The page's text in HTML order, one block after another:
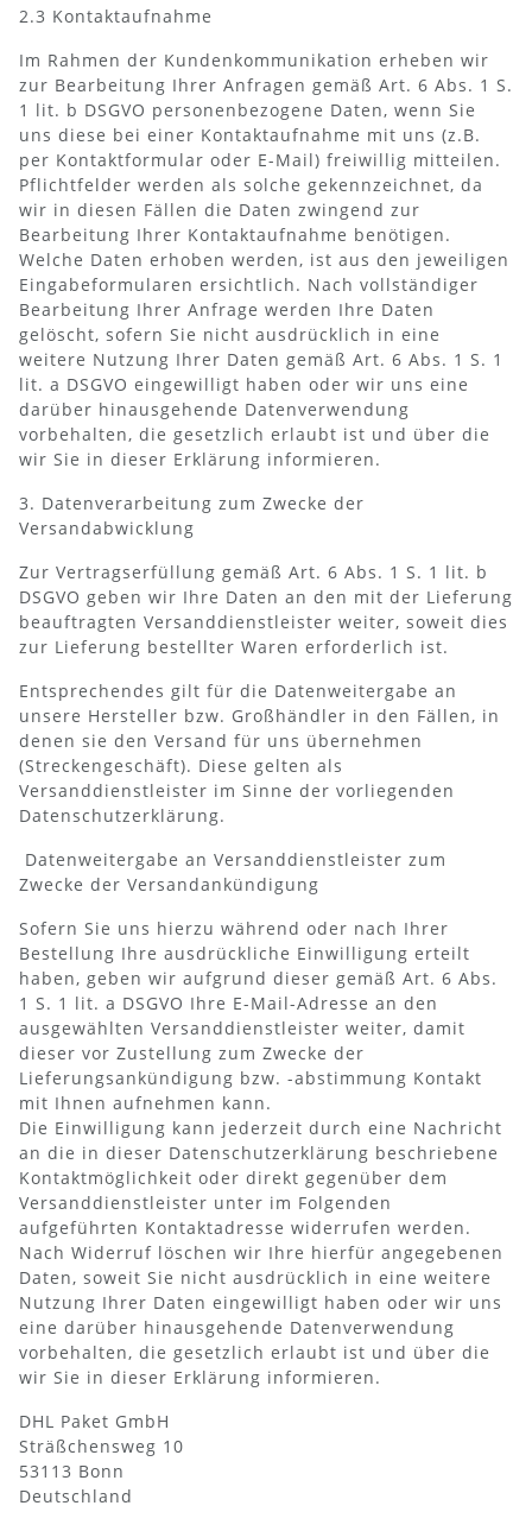
2.3 Kontaktaufnahme
Im Rahmen der Kundenkommunikation erheben wir
zur Bearbeitung Ihrer Anfragen gemäß Art. 6 Abs. 1 S.
1 lit. b DSGVO personenbezogene Daten, wenn Sie
uns diese bei einer Kontaktaufnahme mit uns (z.B.
per Kontaktformular oder E-Mail) freiwillig mitteilen.
Pflichtfelder werden als solche gekennzeichnet, da
wir in diesen Fällen die Daten zwingend zur
Bearbeitung Ihrer Kontaktaufnahme benötigen.
Welche Daten erhoben werden, ist aus den jeweiligen
Eingabeformularen ersichtlich. Nach vollständiger
Bearbeitung Ihrer Anfrage werden Ihre Daten
gelöscht, sofern Sie nicht ausdrücklich in eine
weitere Nutzung Ihrer Daten gemäß Art. 6 Abs. 1 S. 1
lit. a DSGVO eingewilligt haben oder wir uns eine
darüber hinausgehende Datenverwendung
vorbehalten, die gesetzlich erlaubt ist und über die
wir Sie in dieser Erklärung informieren.
3. Datenverarbeitung zum Zwecke der
Versandabwicklung
Zur Vertragserfüllung gemäß Art. 6 Abs. 1 S. 1 lit. b
DSGVO geben wir Ihre Daten an den mit der Lieferung
beauftragten Versanddienstleister weiter, soweit dies
zur Lieferung bestellter Waren erforderlich ist.
Entsprechendes gilt für die Datenweitergabe an
unsere Hersteller bzw. Großhändler in den Fällen, in
denen sie den Versand für uns übernehmen
(Streckengeschäft). Diese gelten als
Versanddienstleister im Sinne der vorliegenden
Datenschutzerklärung.
Datenweitergabe an Versanddienstleister zum
Zwecke der Versandankündigung
Sofern Sie uns hierzu während oder nach Ihrer
Bestellung Ihre ausdrückliche Einwilligung erteilt
haben, geben wir aufgrund dieser gemäß Art. 6 Abs.
1 S. 1 lit. a DSGVO Ihre E-Mail-Adresse an den
ausgewählten Versanddienstleister weiter, damit
dieser vor Zustellung zum Zwecke der
Lieferungsankündigung bzw. -abstimmung Kontakt
mit Ihnen aufnehmen kann.
Die Einwilligung kann jederzeit durch eine Nachricht
an die in dieser Datenschutzerklärung beschriebene
Kontaktmöglichkeit oder direkt gegenüber dem
Versanddienstleister unter im Folgenden
aufgeführten Kontaktadresse widerrufen werden.
Nach Widerruf löschen wir Ihre hierfür angegebenen
Daten, soweit Sie nicht ausdrücklich in eine weitere
Nutzung Ihrer Daten eingewilligt haben oder wir uns
eine darüber hinausgehende Datenverwendung
vorbehalten, die gesetzlich erlaubt ist und über die
wir Sie in dieser Erklärung informieren.
DHL Paket GmbH
Sträßchensweg 10
53113 Bonn
Deutschland